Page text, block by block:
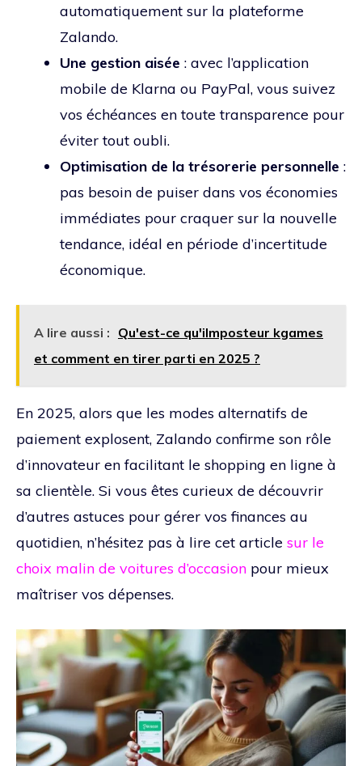
automatiquement sur la plateforme
Zalando.
Une gestion aisée : avec l’application
mobile de Klarna ou PayPal, vous suivez
vos échéances en toute transparence pour
éviter tout oubli.
Optimisation de la trésorerie personnelle :
pas besoin de puiser dans vos économies
immédiates pour craquer sur la nouvelle
tendance, idéal en période d’incertitude
économique.
A lire aussi : Qu'est-ce qu'ilmposteur kgames
et comment en tirer parti en 2025 ?
En 2025, alors que les modes alternatifs de
paiement explosent, Zalando confirme son rôle
d’innovateur en facilitant le shopping en ligne à
sa clientèle. Si vous êtes curieux de découvrir
d’autres astuces pour gérer vos finances au
quotidien, n’hésitez pas à lire cet article sur le
choix malin de voitures d’occasion pour mieux
maîtriser vos dépenses.